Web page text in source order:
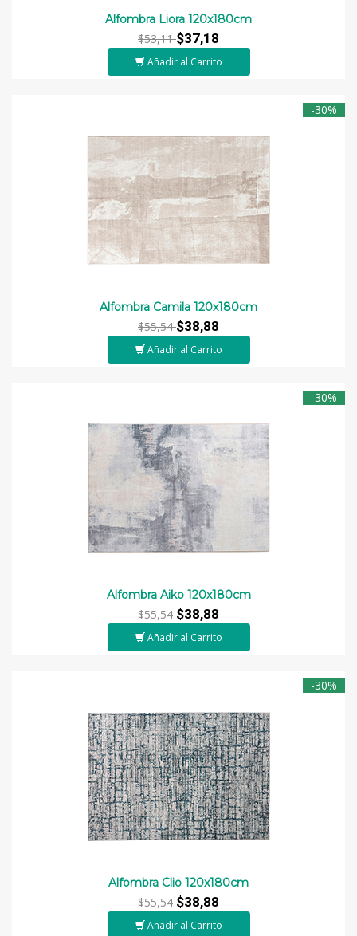
Alfombra Liora 120x180cm
$53,11$37,18
Añadir al Carrito
-30%
Alfombra Camila 120x180cm
$55,54$38,88
Añadir al Carrito
-30%
Alfombra Aiko 120x180cm
$55,54$38,88
Añadir al Carrito
-30%
Alfombra Clio 120x180cm
$55,54$38,88
Añadir al Carrito